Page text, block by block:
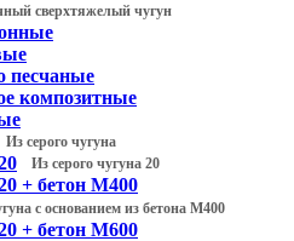
сверхтяжелый чугун
песчаные
композитные
Из серого чугуна
Из серого чугуна 20
+ бетон М400
с основанием из бетона М400
+ бетон М600